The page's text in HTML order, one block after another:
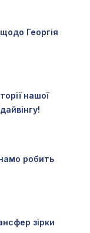
Георгія
нашої
робить
зірки